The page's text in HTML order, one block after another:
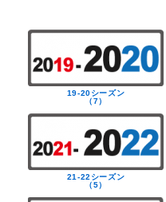
19-20シーズン
（7）
21-22シーズン
（5）